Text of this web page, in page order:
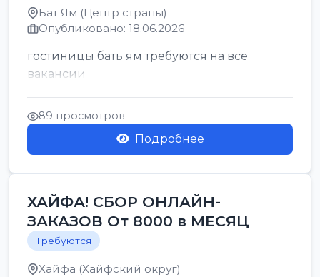
Бат Ям (Центр страны)
Опубликовано: 18.06.2026
гостиницы бать ям требуются на все
вакансии
89 просмотров
Подробнее
ХАЙФА! СБОР ОНЛАЙН-
ЗАКАЗОВ От 8000 в МЕСЯЦ
Требуются
Хайфа (Хайфский округ)